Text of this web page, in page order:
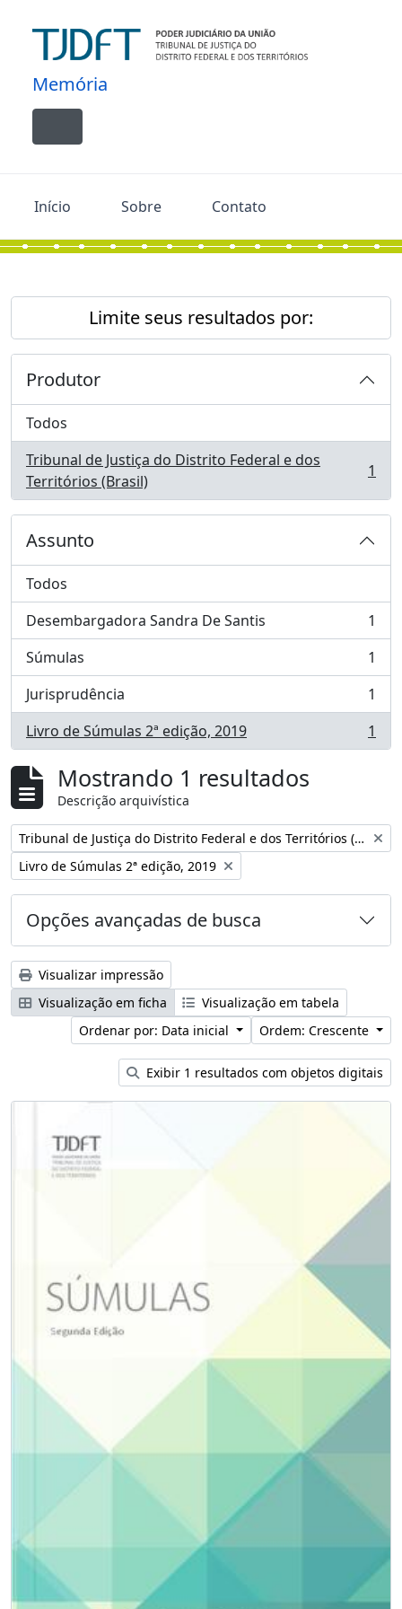
Memória
Toggle navigation
Início Sobre Contato
Limite seus resultados por:
Produtor
Todos
Tribunal de Justiça do Distrito Federal e dos
Territórios (Brasil)
, 1 resultados 1
Assunto
Todos
Desembargadora Sandra De Santis
, 1 resultados
1
Súmulas
, 1 resultados
1
Jurisprudência
, 1 resultados
1
Livro de Súmulas 2ª edição, 2019
, 1 resultados 1
Mostrando 1 resultados
Descrição arquivística
Remover filtro:
Tribunal de Justiça do Distrito Federal e dos Territórios (Brasil)
Remover filtro:
Livro de Súmulas 2ª edição, 2019
Opções avançadas de busca
Visualizar impressão
Visualização em ficha
Visualização em tabela
Ordenar por: Data inicial
Ordem: Crescente
Exibir 1 resultados com objetos digitais